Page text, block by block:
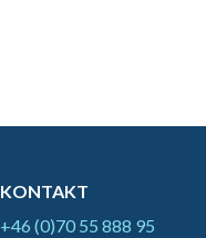
KONTAKT
+46 (0)70 55 888 95